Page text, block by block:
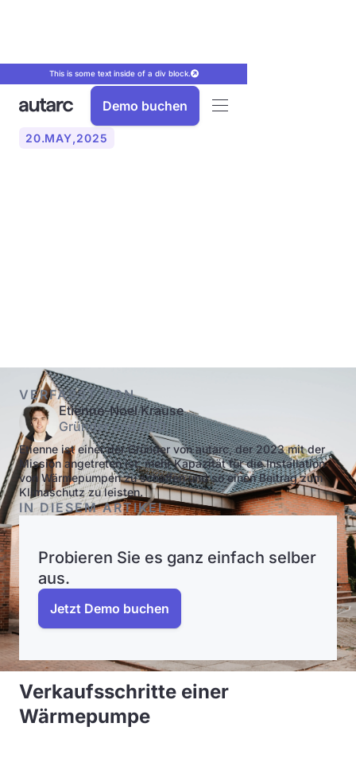
This is some text inside of a div block.
Demo buchen
20.MAY,2025
VERFASST VON
Etienne-Noel Krause
Gründer und CEO
Etienne ist einer der Gründer von autarc, der 2023 mit der
Mission angetreten ist, mehr Kapazität für die Installation
von Wärmepumpen zu schaffen und so einen Beitrag zum
Klimaschutz zu leisten.
IN DIESEM ARTIKEL
Probieren Sie es ganz einfach selber
aus.
Jetzt Demo buchen
Verkaufsschritte einer
Wärmepumpe